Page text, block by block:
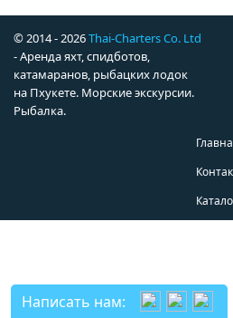
© 2014 - 2026Thai-Charters Co. Ltd
- Аренда яхт, спидботов,
катамаранов, рыбацких лодок
на Пхукете. Морские экскурсии.
Рыбалка.
Написать нам: